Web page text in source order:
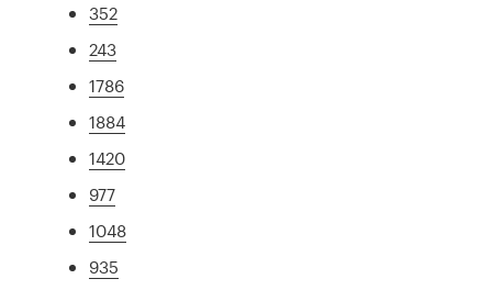
352
243
1786
1884
1420
977
1048
935